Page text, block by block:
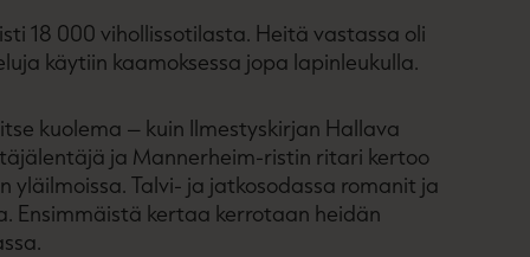
18 000 vihollissotilasta. Heitä vastassa oli
käytiin kaamoksessa jopa lapinleukulla.
kuolema – kuin Ilmestyskirjan Hallava
ja Mannerheim-ristin ritari kertoo
Talvi- ja jatkosodassa romanit ja
kertaa kerrotaan heidän